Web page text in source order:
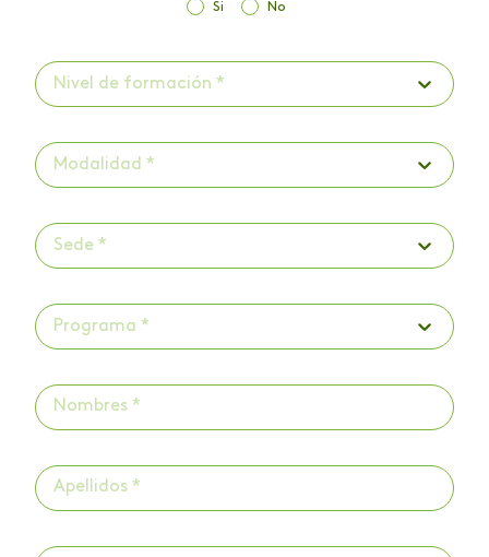
Si No
Nivel de formación *
Modalidad *
Sede *
Programa *